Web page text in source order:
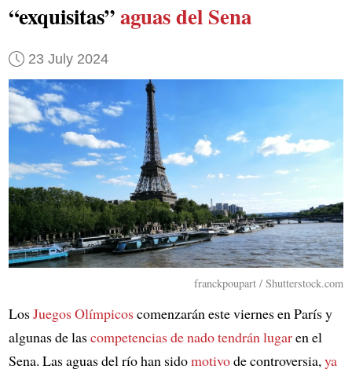
“exquisitas”aguas del Sena
23 July 2024
franckpoupart / Shutterstock.com
LosJuegos Olímpicoscomenzarán este viernes en París y
algunas de lascompetencias de nadotendrán lugaren el
Sena. Las aguas del río han sidomotivode controversia, ya